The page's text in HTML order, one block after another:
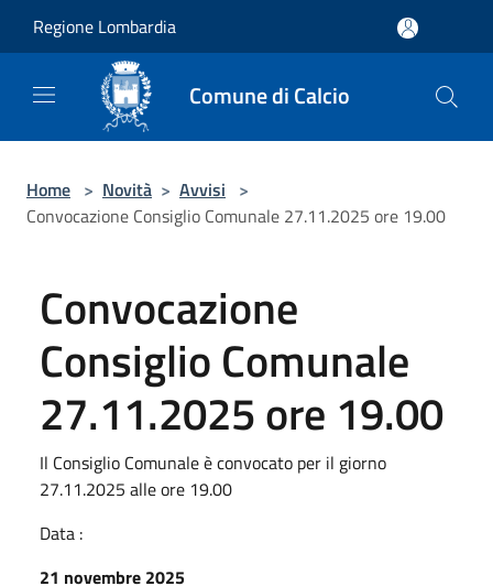
Regione Lombardia
Comune di Calcio
Home > Novità > Avvisi >
Convocazione Consiglio Comunale 27.11.2025 ore 19.00
Convocazione
Consiglio Comunale
27.11.2025 ore 19.00
Il Consiglio Comunale è convocato per il giorno
27.11.2025 alle ore 19.00
Data :
21 novembre 2025